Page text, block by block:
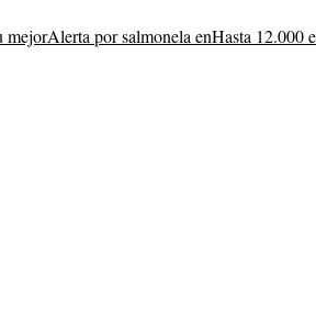
mejorAlerta por salmonela enHasta 12.000